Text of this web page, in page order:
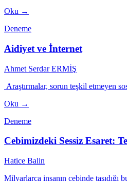
Oku →
Deneme
Aidiyet ve İnternet
Ahmet Serdar ERMİŞ
Araştırmalar, sorun teşkil etmeyen
Oku →
Deneme
Cebimizdeki Sessiz Esaret:
Hatice Balin
Milyarlarca insanın cebinde